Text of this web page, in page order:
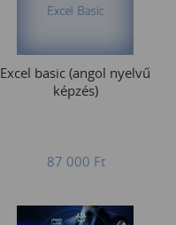
Excel basic (angol nyelvű
képzés)
87 000 Ft